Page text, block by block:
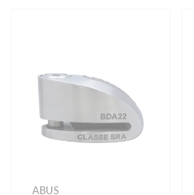
ABUS